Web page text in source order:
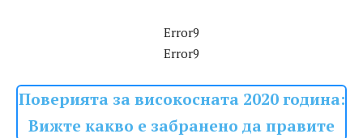
Error9
Error9
Поверията за високосната 2020 година:
Вижте какво е забранено да правите